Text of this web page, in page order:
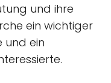
und ihre
ein wichtiger
und ein